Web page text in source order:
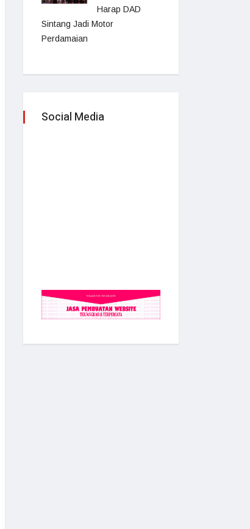
Harap DAD
Sintang Jadi Motor
Perdamaian
Social Media